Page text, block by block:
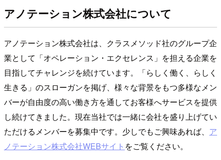
アノテーション株式会社について
アノテーション株式会社は、クラスメソッド社のグループ企
業として「オペレーション・エクセレンス」を担える企業を
目指してチャレンジを続けています。「らしく働く、らしく
生きる」のスローガンを掲げ、様々な背景をもつ多様なメン
バーが自由度の高い働き方を通してお客様へサービスを提供
し続けてきました。現在当社では一緒に会社を盛り上げてい
ただけるメンバーを募集中です。少しでもご興味あれば、 ア
ノテーション株式会社WEBサイト をご覧ください。